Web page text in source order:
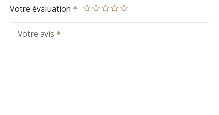
Votre évaluation
Votre avis